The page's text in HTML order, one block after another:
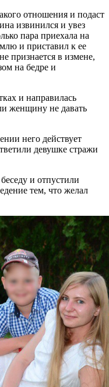
отношения и подаст
извинился и увез
пара приехала на
и приставил к ее
признается в измене,
на бедре и
и направилась
женщину не давать
него действует
девушке стражи
и отпустили
тем, что желал